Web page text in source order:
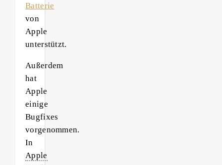
Batterie
von
Apple
unterstützt.
Außerdem
hat
Apple
einige
Bugfixes
vorgenommen.
In
Apple